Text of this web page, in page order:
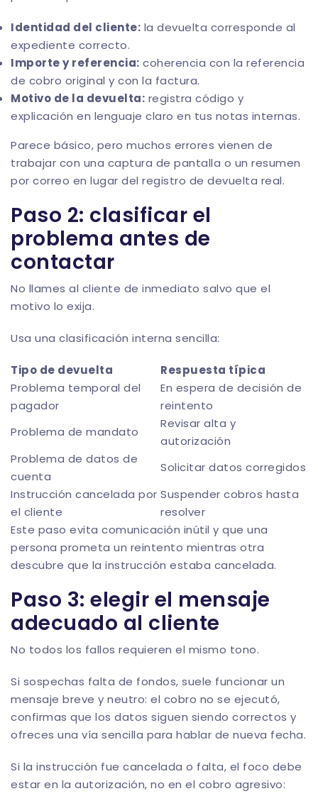
Identidad del cliente: la devuelta corresponde al
expediente correcto.
Importe y referencia: coherencia con la referencia
de cobro original y con la factura.
Motivo de la devuelta: registra código y
explicación en lenguaje claro en tus notas internas.
Parece básico, pero muchos errores vienen de
trabajar con una captura de pantalla o un resumen
por correo en lugar del registro de devuelta real.
Paso 2: clasificar el
problema antes de
contactar
No llames al cliente de inmediato salvo que el
motivo lo exija.
Usa una clasificación interna sencilla:
Tipo de devuelta
Respuesta típica
Problema temporal del
pagador
En espera de decisión de
reintento
Problema de mandato
Revisar alta y
autorización
Problema de datos de
cuenta
Solicitar datos corregidos
Instrucción cancelada por
el cliente
Suspender cobros hasta
resolver
Este paso evita comunicación inútil y que una
persona prometa un reintento mientras otra
descubre que la instrucción estaba cancelada.
Paso 3: elegir el mensaje
adecuado al cliente
No todos los fallos requieren el mismo tono.
Si sospechas falta de fondos, suele funcionar un
mensaje breve y neutro: el cobro no se ejecutó,
confirmas que los datos siguen siendo correctos y
ofreces una vía sencilla para hablar de nueva fecha.
Si la instrucción fue cancelada o falta, el foco debe
estar en la autorización, no en el cobro agresivo: